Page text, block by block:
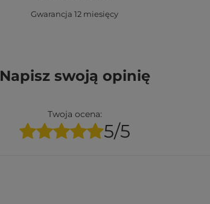
Gwarancja 12 miesięcy
Napisz swoją opinię
Twoja ocena:
5/5